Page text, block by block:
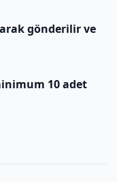
gönderilir ve
10 adet